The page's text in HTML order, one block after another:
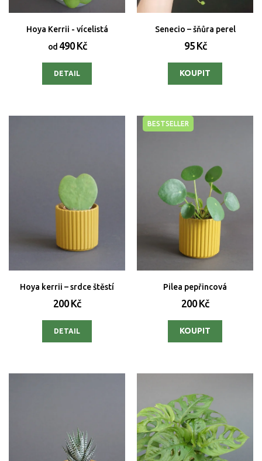
Hoya Kerrii - vícelistá
od490 Kč
DETAIL
Senecio – šňůra perel
95 Kč
Hoya kerrii – srdce štěstí
200 Kč
DETAIL
BESTSELLER
Pilea pepřincová
200 Kč